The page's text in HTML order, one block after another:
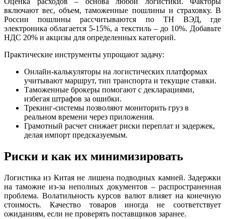
включают вес, объем, таможенные пошлины и страховку. В
России пошлины рассчитываются по ТН ВЭД, где
электроника облагается 5-15%, а текстиль – до 10%. Добавьте
НДС 20% и акцизы для определенных категорий.
Практические инструменты упрощают задачу:
Онлайн-калькуляторы на логистических платформах
учитывают маршрут, тип транспорта и текущие ставки.
Таможенные брокеры помогают с декларациями,
избегая штрафов за ошибки.
Трекинг-системы позволяют мониторить груз в
реальном времени через приложения.
Грамотный расчет снижает риски переплат и задержек,
делая импорт предсказуемым.
Риски и как их минимизировать
Логистика из Китая не лишена подводных камней. Задержки
на таможне из-за неполных документов – распространенная
проблема. Волатильность курсов валют влияет на конечную
стоимость. Качество товаров иногда не соответствует
ожиданиям, если не проверять поставщиков заранее.